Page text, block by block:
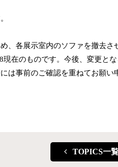
、各展示室内のソファを撤去さ
在のものです。今後、変更と
は事前のご確認を重ねてお願い
TOPICS一